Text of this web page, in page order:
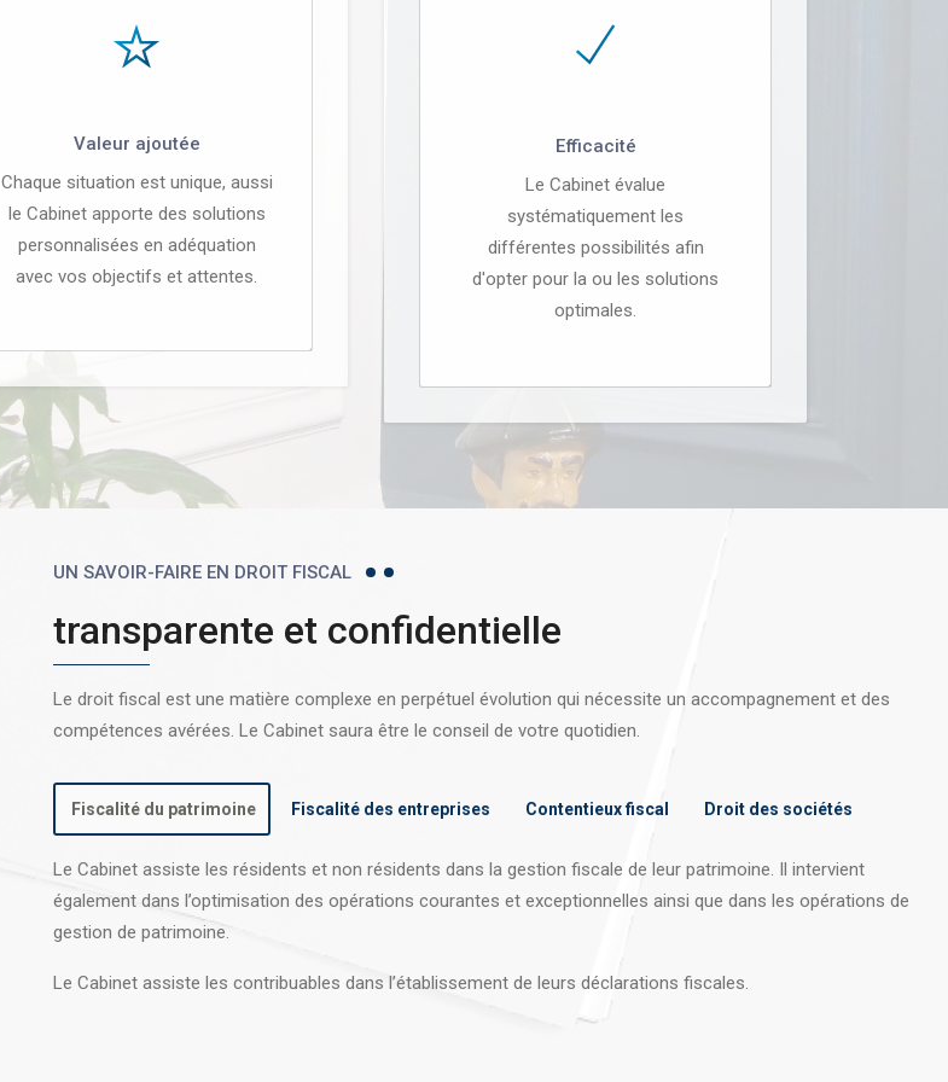
Valeur ajoutée
Chaque situation est unique, aussi
le Cabinet apporte des solutions
personnalisées en adéquation
avec vos objectifs et attentes.
Efficacité
Le Cabinet évalue
systématiquement les
différentes possibilités afin
d'opter pour la ou les solutions
optimales.
UN SAVOIR-FAIRE EN DROIT FISCAL
transparente et confidentielle
Le droit fiscal est une matière complexe en perpétuel évolution qui nécessite un accompagnement et des
compétences avérées. Le Cabinet saura être le conseil de votre quotidien.
Fiscalité du patrimoine Fiscalité des entreprises Contentieux fiscal Droit des sociétés
Le Cabinet assiste les résidents et non résidents dans la gestion fiscale de leur patrimoine. Il intervient
également dans l’optimisation des opérations courantes et exceptionnelles ainsi que dans les opérations de
gestion de patrimoine.
Le Cabinet assiste les contribuables dans l’établissement de leurs déclarations fiscales.